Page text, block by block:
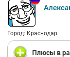
Город: Краснодар
Плюсы в